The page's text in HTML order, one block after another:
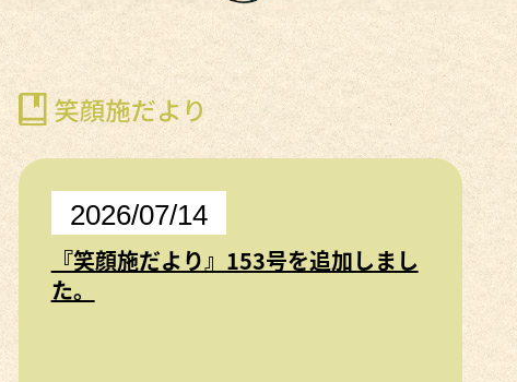
2026/07/14
『笑顔施だより』153号を追加しまし
た。